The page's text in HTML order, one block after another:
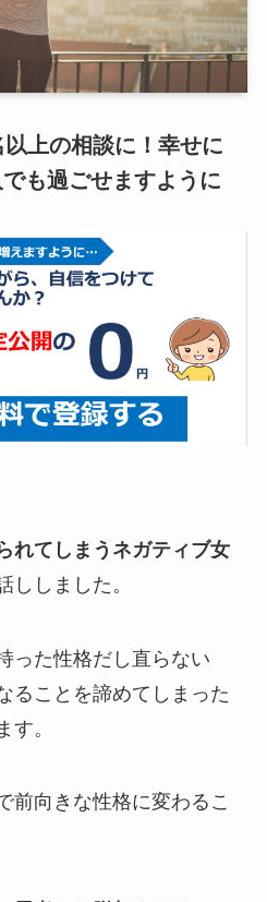
以上の相談に！幸せに
も過ごせますように
れてしまうネガティブ女
ししました。
った性格だし直らない
ることを諦めてしまった
す。
前向きな性格に変わるこ